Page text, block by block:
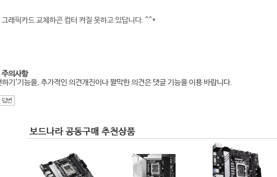
그래픽카드 교체하곤 컴터 켜질 못하고 있답니다. ^^*
주의사항
기'기능을, 추가적인 의견개진이나 짤막한 의견은 댓글 기능을 이용 바랍니다.